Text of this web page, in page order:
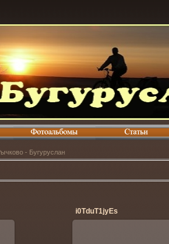
- Бугуруслан
i0TduT1jyEs